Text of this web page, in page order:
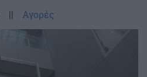
|| Αγορές